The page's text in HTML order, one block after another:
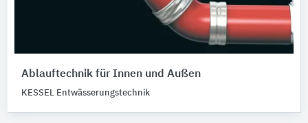
Ablauftechnik für Innen und Außen
KESSEL Entwässerungstechnik